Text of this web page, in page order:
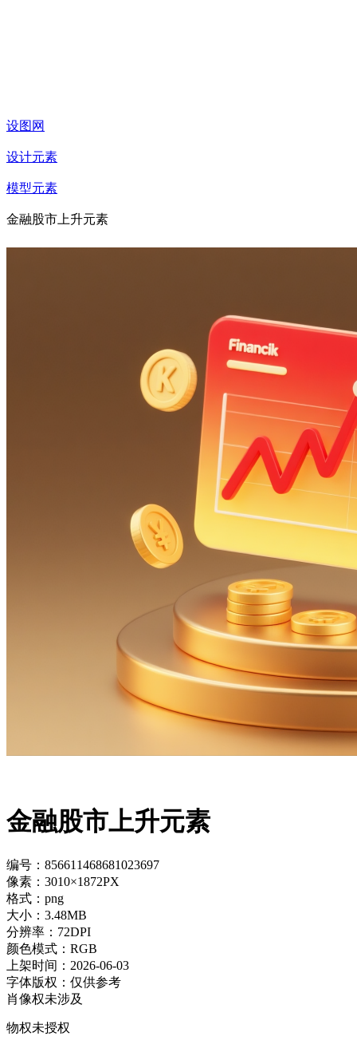
设图网
设计元素
模型元素
金融股市上升元素
金融股市上升元素
编号：856611468681023697
像素：3010×1872PX
格式：png
大小：3.48MB
分辨率：72DPI
颜色模式：RGB
上架时间：2026-06-03
字体版权：仅供参考
肖像权未涉及
物权未授权